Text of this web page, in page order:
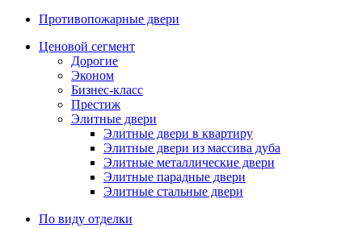
Противопожарные двери
Ценовой сегмент
Дорогие
Эконом
Бизнес-класс
Престиж
Элитные двери
Элитные двери в квартиру
Элитные двери из массива дуба
Элитные металлические двери
Элитные парадные двери
Элитные стальные двери
По виду отделки